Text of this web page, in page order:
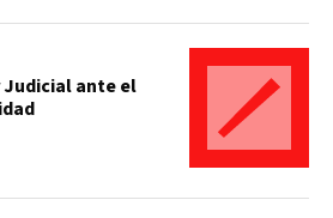
Judicial ante el